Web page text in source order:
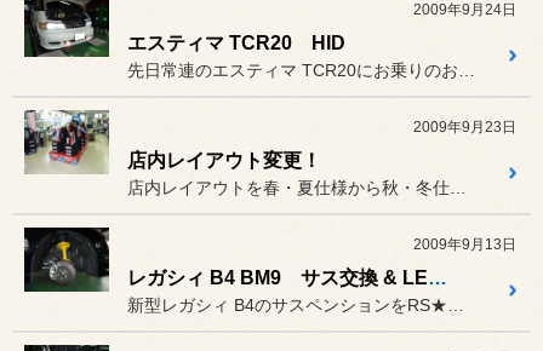
2009年9月24日
エスティマ TCR20 HID
2009年9月23日
店内レイアウト変更！
2009年9月13日
レガシィ B4 BM9 サス交換 & LED & マフラー交換